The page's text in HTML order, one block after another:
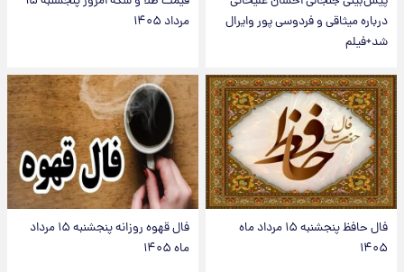
درباره میثاقی و فردوسی پور وایرال
شد+فیلم
مرداد ۱۴۰۵
فال حافظ پنجشنبه ۱۵ مرداد ماه
۱۴۰۵
فال قهوه روزانه پنجشنبه ۱۵ مرداد
ماه ۱۴۰۵